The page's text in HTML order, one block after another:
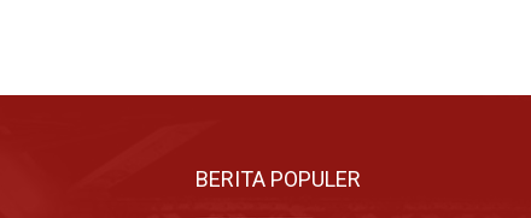
BERITA POPULER